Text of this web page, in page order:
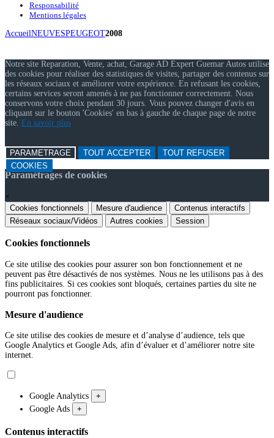
Responsabilité
Mentions légales
AccueilNEUVESPEUGEOT2008
Notre site Reparation, Vente, achat, Garage AD Expert Guemar Autos utilise
des cookies pour réaliser des statistiques de visites, partager des contenus sur
les réseaux sociaux et améliorer votre expérience. En refusant les cookies,
certains services seront amenés à ne pas fonctionner correctement. Nous
conservons votre choix pendant 30 jours. Vous pouvez changer d'avis en
cliquant sur le bouton 'Cookies' en bas à gauche de chaque page de notre
site. En savoir plus
PARAMETRAGE TOUT ACCEPTER
TOUT REFUSER
COOKIES
Paramétrages de cookies
×
Cookies fonctionnels
Mesure d'audience
Contenus interactifs
Réseaux sociaux/Vidéos
Autres cookies Session
Cookies fonctionnels
Ce site utilise des cookies pour assurer son bon fonctionnement et ne
peuvent pas être désactivés de nos systèmes. Nous ne les utilisons pas à des
fins publicitaires. Si ces cookies sont bloqués, certaines parties du site ne
pourront pas fonctionner.
Mesure d'audience
Ce site utilise des cookies de mesure et d’analyse d’audience, tels que
Google Analytics et Google Ads, afin d’évaluer et d’améliorer notre site
internet.
Google Analytics
+
Google Ads
+
Contenus interactifs